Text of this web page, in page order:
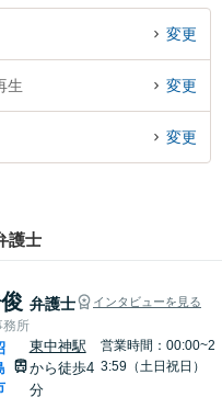
変更
生 変更
変更
護士
弁護士 インタビューを見る
務所
東中神駅
から徒歩4
分
営業時間：00:00~2
3:59（土日祝日）